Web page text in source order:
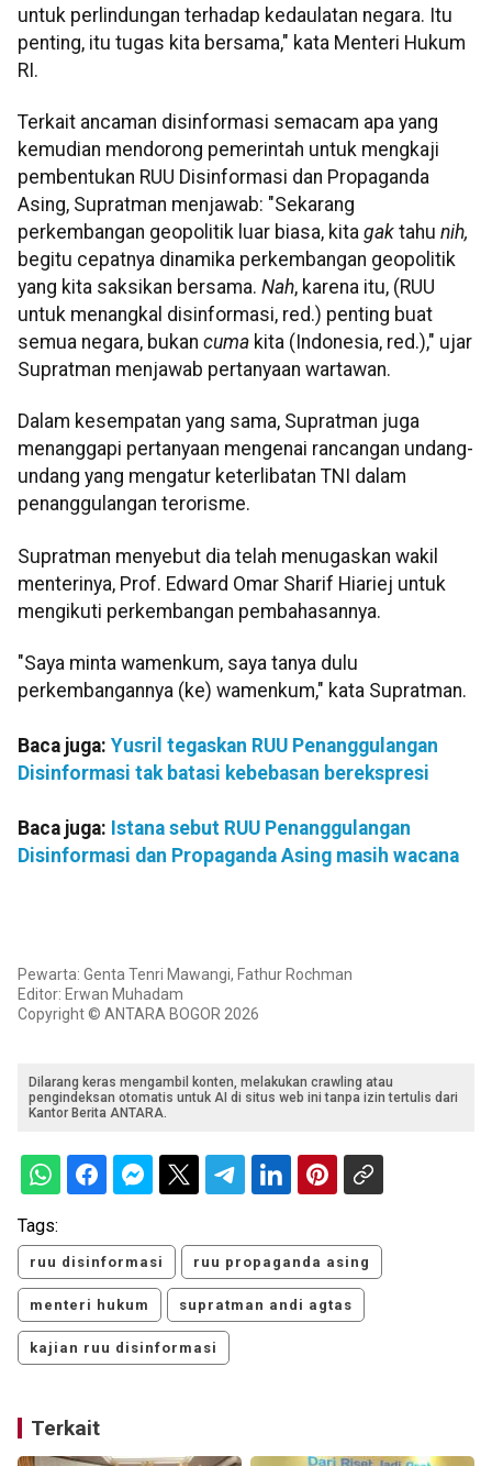
untuk perlindungan terhadap kedaulatan negara. Itu
penting, itu tugas kita bersama," kata Menteri Hukum
RI.
Terkait ancaman disinformasi semacam apa yang
kemudian mendorong pemerintah untuk mengkaji
pembentukan RUU Disinformasi dan Propaganda
Asing, Supratman menjawab: "Sekarang
perkembangan geopolitik luar biasa, kita gak tahu nih,
begitu cepatnya dinamika perkembangan geopolitik
yang kita saksikan bersama. Nah, karena itu, (RUU
untuk menangkal disinformasi, red.) penting buat
semua negara, bukan cuma kita (Indonesia, red.)," ujar
Supratman menjawab pertanyaan wartawan.
Dalam kesempatan yang sama, Supratman juga
menanggapi pertanyaan mengenai rancangan undang-
undang yang mengatur keterlibatan TNI dalam
penanggulangan terorisme.
Supratman menyebut dia telah menugaskan wakil
menterinya, Prof. Edward Omar Sharif Hiariej untuk
mengikuti perkembangan pembahasannya.
"Saya minta wamenkum, saya tanya dulu
perkembangannya (ke) wamenkum," kata Supratman.
Baca juga: Yusril tegaskan RUU Penanggulangan
Disinformasi tak batasi kebebasan berekspresi
Baca juga: Istana sebut RUU Penanggulangan
Disinformasi dan Propaganda Asing masih wacana
Pewarta: Genta Tenri Mawangi, Fathur Rochman
Editor: Erwan Muhadam
Copyright © ANTARA BOGOR 2026
Dilarang keras mengambil konten, melakukan crawling atau
pengindeksan otomatis untuk AI di situs web ini tanpa izin tertulis dari
Kantor Berita ANTARA.
Tags:
ruu disinformasi ruu propaganda asing
menteri hukum supratman andi agtas
kajian ruu disinformasi
Terkait